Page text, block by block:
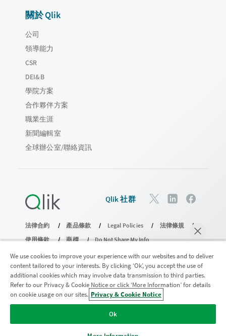
立即聊天
關於 Qlik
公司
領導能力
CSR
DEI&B
學院方案
合作夥伴方案
職業生涯
新聞編輯室
全球辦公室/聯絡資訊
Qlik 社群
法律合約 產品條款 Legal Policies
法律條規
使用條款
商標
Do Not Share My Info
© 1993-2026 QlikTech International AB。保留所有權利。
加入分析現代化計畫
透過分析現代化程式進行現代化而不犧牲寶貴的 QlikView 應用
程式。
We use cookies to improve your experience with our websites and to deliver
content tailored to your interests. By clicking ‘Ok’, you accept the use of
additional cookies which may involve data transmission to third parties.
Refer to our Privacy & Cookie Notice or click ‘More Information’ for details
on cookie usage on our sites. Privacy & Cookie Notice
Ok